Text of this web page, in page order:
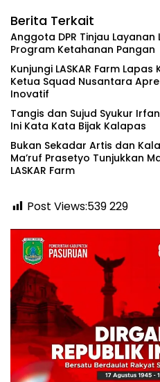
Berita Terkait
Anggota DPR Tinjau
Program Ketahanan Pangan
‎Kunjungi LASKAR Farm
Ketua Squad Nusantara
Inovatif
‎Tangis dan Sujud Syukur
Ini Kata Kata Bijak Kalapas
‎Bukan Sekadar Artis dan
Ma’ruf Prasetyo Tunjukkan
LASKAR Farm
Post Views:539229